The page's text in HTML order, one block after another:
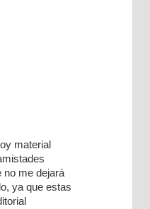
material
no me dejará
ya que estas